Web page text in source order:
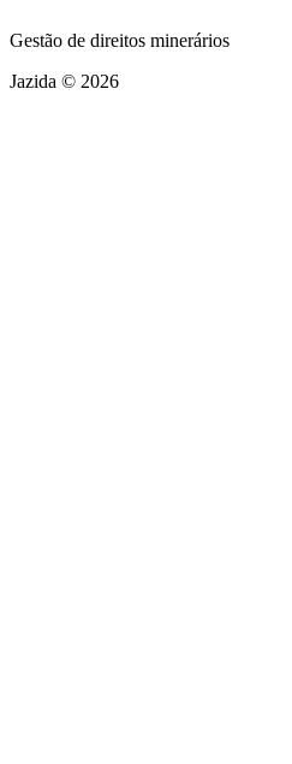
Gestão de direitos minerários
Jazida © 2026